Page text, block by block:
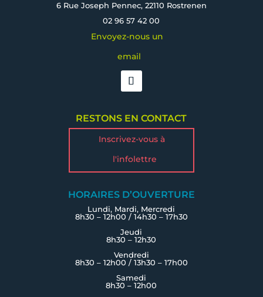
6 Rue Joseph Pennec, 22110 Rostrenen
02 96 57 42 00
Envoyez-nous un
email
RESTONS EN CONTACT
Inscrivez-vous à
l'infolettre
HORAIRES D’OUVERTURE
Lundi, Mardi, Mercredi
8h30 – 12h00 / 14h30 – 17h30
Jeudi
8h30 – 12h30
Vendredi
8h30 – 12h00 / 13h30 – 17h00
Samedi
8h30 – 12h00